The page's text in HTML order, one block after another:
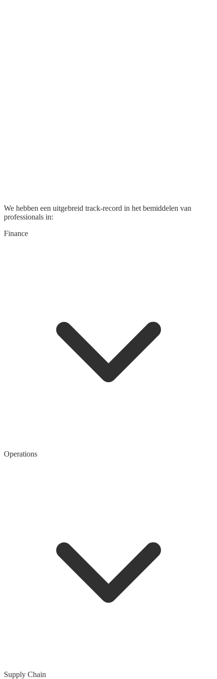
We hebben een uitgebreid track-record in het bemiddelen van
professionals in:
Finance
Operations
Supply Chain